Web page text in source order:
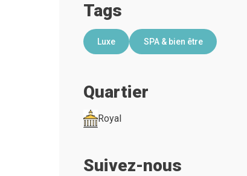
Tags
Luxe SPA & bien être
Quartier
Royal
Suivez-nous